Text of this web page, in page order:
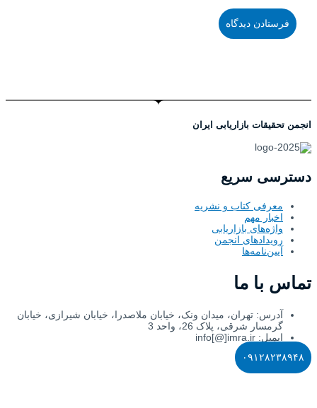
انجمن تحقیقات بازاریابی ایران
دسترسی سریع
معرفی کتاب و نشریه
اخبار مهم
واژه‌های بازاریابی
رویدادهای انجمن
آیین‌نامه‌ها
تماس با ما
آدرس: تهران، میدان ونک، خیابان ملاصدرا، خیابان شیرازی، خیابان
گرمسار شرقی، پلاک 26، واحد 3
ایمیل: info[@]imra.ir
۰۹۱۲۸۲۳۸۹۴۸